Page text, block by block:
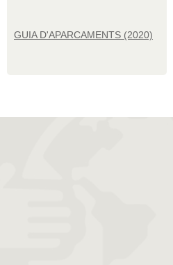
GUIA D'APARCAMENTS (2020)